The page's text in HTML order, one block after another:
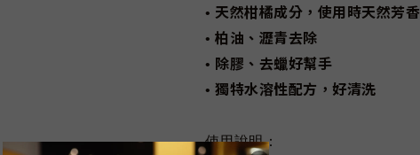
• 天然柑橘成分，使用時天然芳香
• 柏油、瀝青去除
• 除膠、去蠟好幫手
• 獨特水溶性配方，好清洗
使用說明：